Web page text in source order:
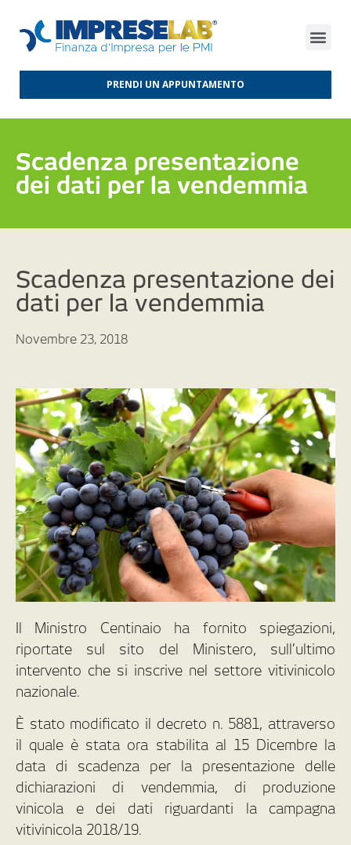
PRENDI UN APPUNTAMENTO
Scadenza presentazione
dei dati per la vendemmia
Scadenza presentazione dei
dati per la vendemmia
Novembre 23, 2018
Il Ministro Centinaio ha fornito spiegazioni,
riportate sul sito del Ministero, sull’ultimo
intervento che si inscrive nel settore vitivinicolo
nazionale.
È stato modificato il decreto n. 5881, attraverso
il quale è stata ora stabilita al 15 Dicembre la
data di scadenza per la presentazione delle
dichiarazioni di vendemmia, di produzione
vinicola e dei dati riguardanti la campagna
vitivinicola 2018/19.